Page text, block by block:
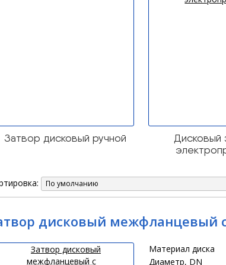
Затвор дисковый ручной
Дисковый
По умолчанию
дисковый межфланцевый
Материал диска
Диаметр, DN